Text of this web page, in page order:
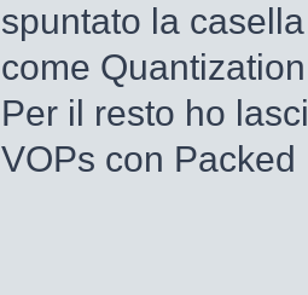
spuntato la
come
Per il resto ho
VOPs con